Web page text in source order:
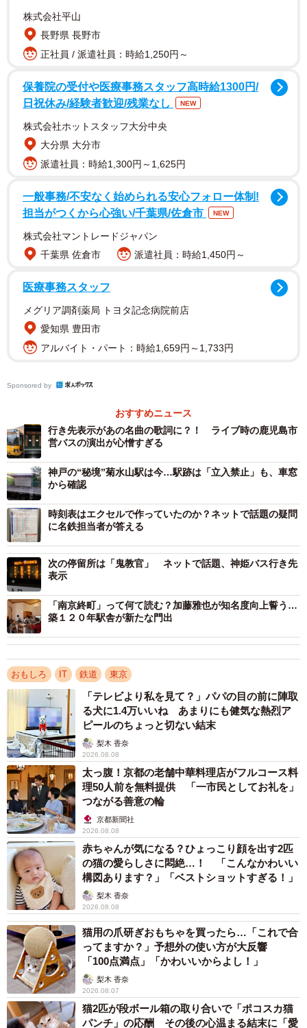
旅客案内表示器(いわゆる電光掲示板)を愚直に凝視し続ける
という「大江戸線巡り(苦行とも言えるが…)」を半日かけて
敢行したのだが、そんな表示は出て来やしない。困った。
投稿者に伝えると、「機材やシステムのテストないしは
に行って眺めていてもこの表示を再度目にすることは基本
的にはないと思います」と指摘され、己の不明を恥じた次
第。極めてレアなケースなのだった、ということを徒労の
末にようやく理解した。
さらに、投稿者同士の情報交換により、複数の駅(ちなみ
に汐留と六本木)で同日に同じ表示が出たことが分かった。
投稿者は「特定の機材が故障で普段見ない表示になること
はありますが、他の駅でも同じ表示があったということ
たのでは」と推測。その仮説をもって、東京都交通局に聞
－この表示が出た時は何か作業をしていたのですか。
「ホーム上の旅客案内表示器に多言語表示等を行う目的
で表示器のファームウェア改修を実施していました。改修
作業中は調整中の表示を出しておりましたが、ファームウ
ェア改修実施後に確実に実施されているかどうかを確認す
る手段としてバージョン表示を行いました」
－この表示が出た理由は。
「旅客案内表示器において各種機能改修を実施しており
ます。更新及び改修の内容により、旅客案内表示器内に実
装しているCPUとFPGAのどちらをバージョンアップする
かが異なり、バージョンアップの頻度が異なります。その
結果、CPUとFPGAのバージョンが異なることとなってお
ります。今回のツイッターに投稿された写真の通り、ソフ
トのダウンロード後に適切なソフトのバージョンがインス
トールされているかを確認する為に表示させていたもので
す」
結論。「多言語表示」のための改修作業において、ソフ
トをコンピューターシステムに導入し、使えるように設定
する過程で出た表示だったということだ。そして担当者は
「必要な作業の一部であることをご理解ください」と念を
押した。車両を何台もやり過ごしながらホームに立ち続け
るという無駄な時間を経て、ようやくたどり着いた「真
相」に快哉を叫んだ。
株式会社平山
長野県 長野市
正社員 / 派遣社員：時給1,250円～
保養院の受付や医療事務スタッフ高時給1300円/
日祝休み/経験者歓迎/残業なし
NEW
株式会社ホットスタッフ大分中央
大分県 大分市
派遣社員：時給1,300円～1,625円
一般事務/不安なく始められる安心フォロー体制!
担当がつくから心強い/千葉県/佐倉市
NEW
株式会社マントレードジャパン
千葉県 佐倉市
派遣社員：時給1,450円～
医療事務スタッフ
メグリア調剤薬局 トヨタ記念病院前店
愛知県 豊田市
アルバイト・パート：時給1,659円～1,733円
Sponsored by
おすすめニュース
行き先表示があの名曲の歌詞に？！ ライブ時の鹿児島市
営バスの演出が心憎すぎる
神戸の“秘境”菊水山駅は今…駅跡は「立入禁止」も、車窓
から確認
時刻表はエクセルで作っていたのか？ネットで話題の疑問
に名鉄担当者が答える
次の停留所は「鬼教官」 ネットで話題、神姫バス行き先
表示
「南京終町」って何て読む？加藤雅也が知名度向上誓う…
築１２０年駅舎が新たな門出
おもしろ IT 鉄道 東京
「テレビより私を見て？」パパの目の前に陣取
る犬に1.4万いいね あまりにも健気な熱烈ア
ピールのちょっと切ない結末
梨木 香奈
2026.08.08
太っ腹！京都の老舗中華料理店がフルコース料
理50人前を無料提供 「一市民としてお礼を」
つながる善意の輪
京都新聞社
2026.08.08
赤ちゃんが気になる？ひょっこり顔を出す2匹
の猫の愛らしさに悶絶…！ 「こんなかわいい
構図あります？」「ベストショットすぎる！」
梨木 香奈
2026.08.08
猫用の爪研ぎおもちゃを買ったら…「これで合
ってますか？」予想外の使い方が大反響
「100点満点」「かわいいからよし！」
梨木 香奈
2026.08.07
猫2匹が段ボール箱の取り合いで「ポコスカ猫
パンチ」の応酬 その後の心温まる結末に「愛